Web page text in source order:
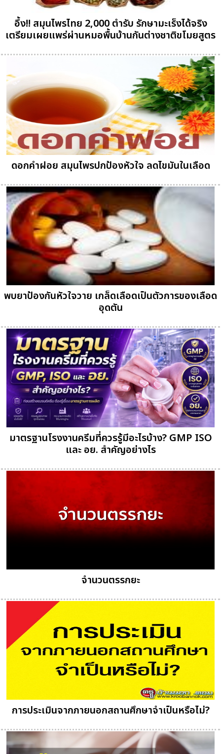
อึ้ง!! สมุนไพรไทย 2,000 ตำรับ รักษามะเร็งได้จริง
เตรียมเผยแพร่ผ่านหมอพื้นบ้านกันต่างชาติขโมยสูตร
ดอกคำฝอย สมุนไพรปกป้องหัวใจ ลดไขมันในเลือด
พบยาป้องกันหัวใจวาย เกล็ดเลือดเป็นตัวการของเลือด
อุดตัน
มาตรฐานโรงงานครีมที่ควรรู้มีอะไรบ้าง? GMP ISO
และ อย. สำคัญอย่างไร
จำนวนตรรกยะ
การประเมินจากภายนอกสถานศึกษาจำเป็นหรือไม่?